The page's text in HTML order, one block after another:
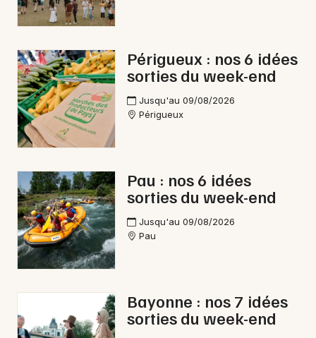
Périgueux : nos 6 idées
sorties du week-end
Jusqu'au 09/08/2026
Périgueux
Pau : nos 6 idées
sorties du week-end
Jusqu'au 09/08/2026
Pau
Bayonne : nos 7 idées
sorties du week-end